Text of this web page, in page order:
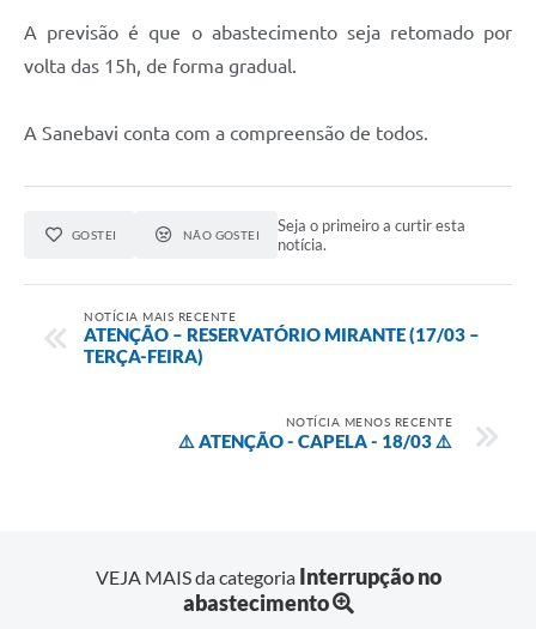
A previsão é que o abastecimento seja retomado por
volta das 15h, de forma gradual.
A Sanebavi conta com a compreensão de todos.
GOSTEI NÃO GOSTEI
Seja o primeiro a curtir esta
notícia.
NOTÍCIA MAIS RECENTE
ATENÇÃO – RESERVATÓRIO MIRANTE (17/03 –
TERÇA-FEIRA)
NOTÍCIA MENOS RECENTE
⚠️ ATENÇÃO - CAPELA - 18/03 ⚠️
VEJA MAIS da categoria Interrupção no
abastecimento